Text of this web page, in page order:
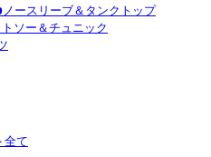
ノースリーブ＆タンクトップ
ソー＆チュニック
全て